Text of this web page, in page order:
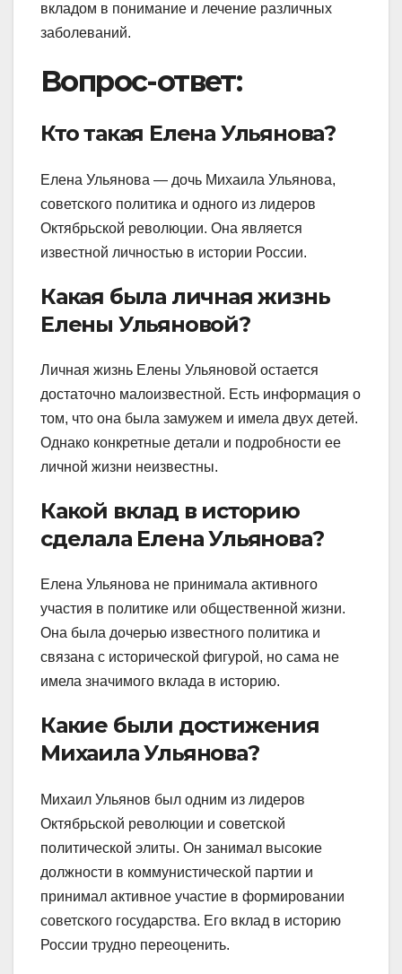
вкладом в понимание и лечение различных
заболеваний.
Вопрос-ответ:
Кто такая Елена Ульянова?
Елена Ульянова — дочь Михаила Ульянова,
советского политика и одного из лидеров
Октябрьской революции. Она является
известной личностью в истории России.
Какая была личная жизнь
Елены Ульяновой?
Личная жизнь Елены Ульяновой остается
достаточно малоизвестной. Есть информация о
том, что она была замужем и имела двух детей.
Однако конкретные детали и подробности ее
личной жизни неизвестны.
Какой вклад в историю
сделала Елена Ульянова?
Елена Ульянова не принимала активного
участия в политике или общественной жизни.
Она была дочерью известного политика и
связана с исторической фигурой, но сама не
имела значимого вклада в историю.
Какие были достижения
Михаила Ульянова?
Михаил Ульянов был одним из лидеров
Октябрьской революции и советской
политической элиты. Он занимал высокие
должности в коммунистической партии и
принимал активное участие в формировании
советского государства. Его вклад в историю
России трудно переоценить.